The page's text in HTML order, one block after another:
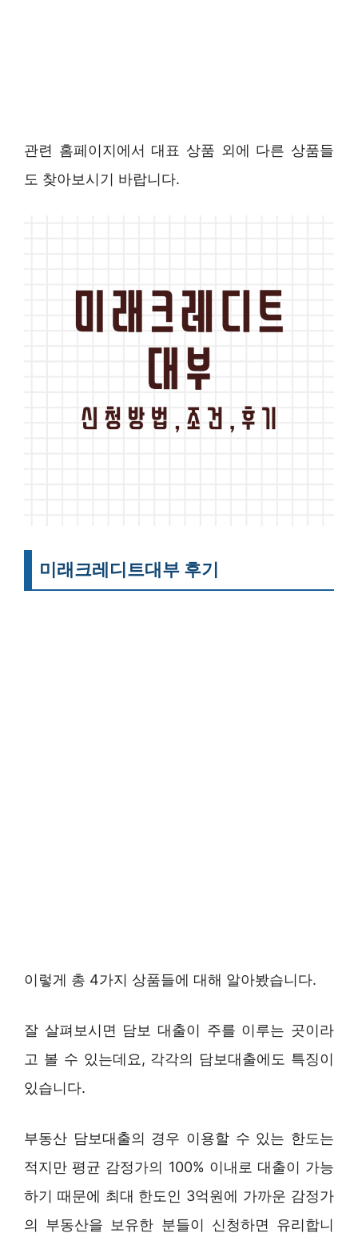
관련 홈페이지에서 대표 상품 외에 다른 상품들
도 찾아보시기 바랍니다.
미래크레디트대부 후기
이렇게 총 4가지 상품들에 대해 알아봤습니다.
잘 살펴보시면 담보 대출이 주를 이루는 곳이라
고 볼 수 있는데요, 각각의 담보대출에도 특징이
있습니다.
부동산 담보대출의 경우 이용할 수 있는 한도는
적지만 평균 감정가의 100% 이내로 대출이 가능
하기 때문에 최대 한도인 3억원에 가까운 감정가
의 부동산을 보유한 분들이 신청하면 유리합니